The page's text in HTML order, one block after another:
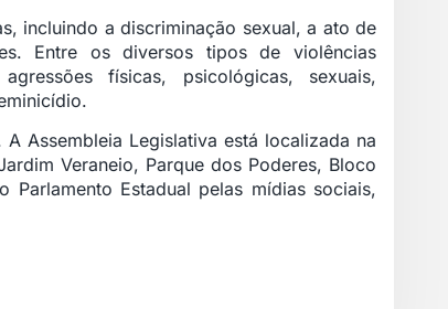
incluindo a discriminação sexual, a ato de
Entre os diversos tipos de violências
físicas, psicológicas, sexuais,
Assembleia Legislativa está localizada na
Veraneio, Parque dos Poderes, Bloco
Estadual pelas mídias sociais,